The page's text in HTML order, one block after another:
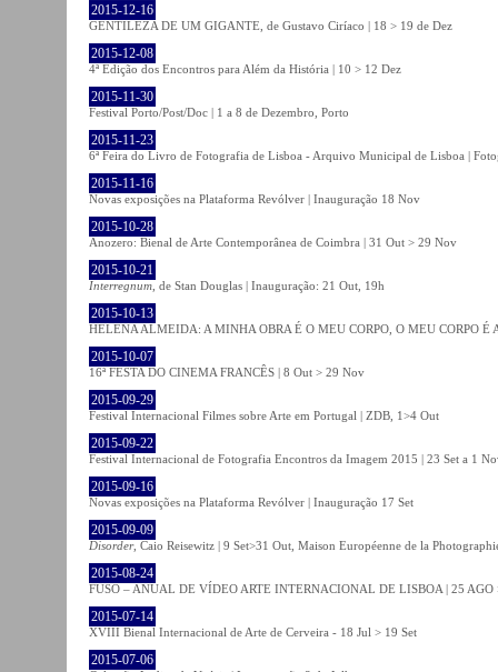
2015-12-16
GENTILEZA DE UM GIGANTE, de Gustavo Ciríaco | 18 > 19 de Dez
2015-12-08
4ª Edição dos Encontros para Além da História | 10 > 12 Dez
2015-11-30
Festival Porto/Post/Doc | 1 a 8 de Dezembro, Porto
2015-11-23
6ª Feira do Livro de Fotografia de Lisboa - Arquivo Municipal de Lisboa |
2015-11-16
Novas exposições na Plataforma Revólver | Inauguração 18 Nov
2015-10-28
Anozero: Bienal de Arte Contemporânea de Coimbra | 31 Out > 29 Nov
2015-10-21
Interregnum , de Stan Douglas | Inauguração: 21 Out, 19h
2015-10-13
HELENA ALMEIDA: A MINHA OBRA É O MEU CORPO, O MEU CORPO É
2015-10-07
16ª FESTA DO CINEMA FRANCÊS | 8 Out > 29 Nov
2015-09-29
Festival Internacional Filmes sobre Arte em Portugal | ZDB, 1>4 Out
2015-09-22
Festival Internacional de Fotografia Encontros da Imagem 2015 | 23 Set a 1
2015-09-16
Novas exposições na Plataforma Revólver | Inauguração 17 Set
2015-09-09
Disorder, Caio Reisewitz | 9 Set>31 Out, Maison Européenne de la
2015-08-24
FUSO – ANUAL DE VÍDEO ARTE INTERNACIONAL DE LISBOA | 25 AGO
2015-07-14
XVIII Bienal Internacional de Arte de Cerveira - 18 Jul > 19 Set
2015-07-06